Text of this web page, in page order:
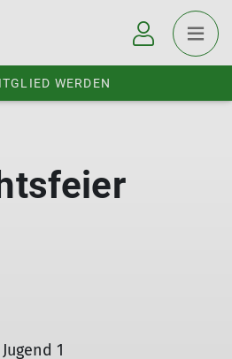
WERDEN
1